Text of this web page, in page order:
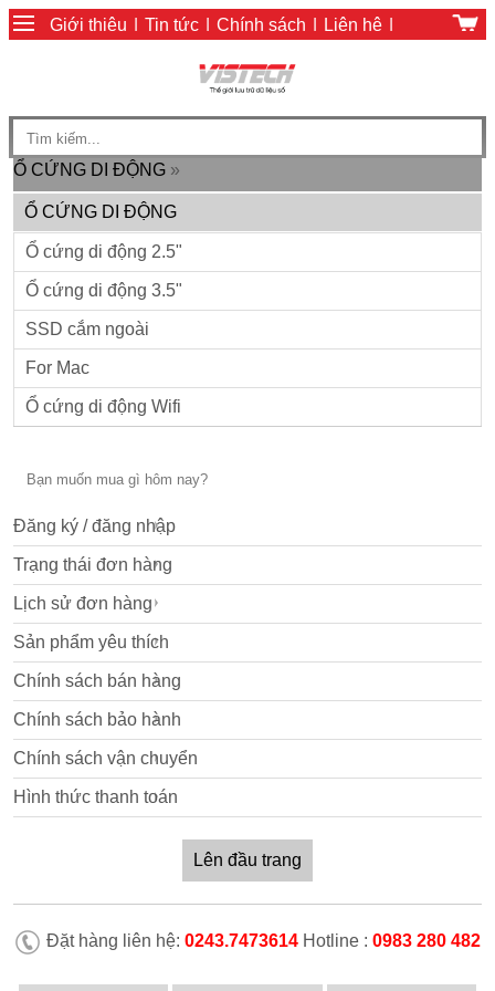
Giới thiệu Tin tức Chính sách Liên hệ
Giỏ hàng|Chính sách thanh toán
Ổ CỨNG DI ĐỘNG »
Ổ CỨNG DI ĐỘNG
Ổ cứng di động 2.5"
Ổ cứng di động 3.5"
SSD cắm ngoài
For Mac
Ổ cứng di động Wifi
Đăng ký / đăng nhập
Trạng thái đơn hàng
Lịch sử đơn hàng
Sản phẩm yêu thích
Chính sách bán hàng
Chính sách bảo hành
Chính sách vận chuyển
Hình thức thanh toán
Lên đầu trang
Đặt hàng liên hệ:0243.7473614 Hotline :0983 280 482